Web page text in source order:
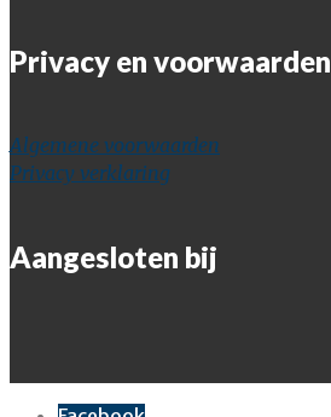
Privacy en voorwaarden
Algemene voorwaarden
Privacy verklaring
Aangesloten bij